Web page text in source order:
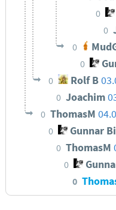
0
0
0
0
0 Rolf B
0 Joachim
0 ThomasM
0 Gunnar
0 ThomasM
0
0